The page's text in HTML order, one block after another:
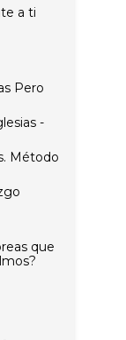
a ti
Pero
-
Método
que